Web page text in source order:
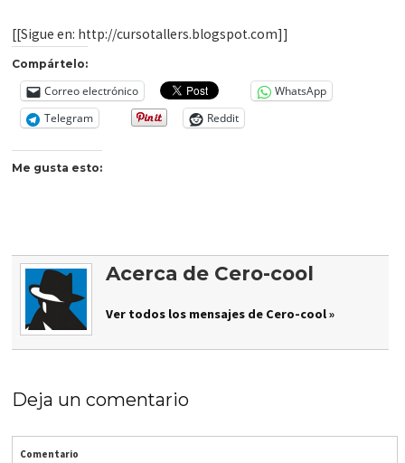
[[Sigue en: http://cursotallers.blogspot.com]]
Compártelo:
Correo electrónico
WhatsApp
Telegram
Reddit
Me gusta esto:
Acerca de Cero-cool
Ver todos los mensajes de Cero-cool »
Deja un comentario
Comentario